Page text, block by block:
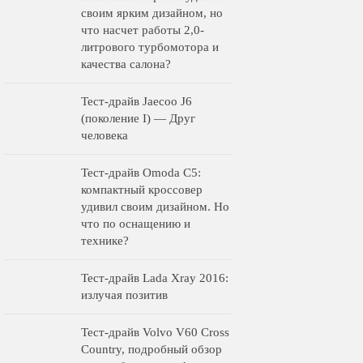
своим ярким дизайном, но
что насчет работы 2,0-
литрового турбомотора и
качества салона?
Тест-драйв Jaecoo J6
(поколение I) — Друг
человека
Тест-драйв Omoda C5:
компактный кроссовер
удивил своим дизайном. Но
что по оснащению и
технике?
Тест-драйв Lada Xray 2016:
излучая позитив
Тест-драйв Volvo V60 Cross
Country, подробный обзор